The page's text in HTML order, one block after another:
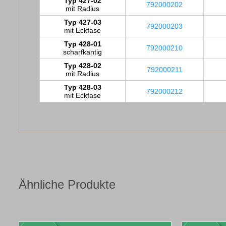
mit Radius
792000202
Typ 427-03
mit Eckfase
792000203
Typ 428-01
scharfkantig
792000210
Typ 428-02
mit Radius
792000211
Typ 428-03
mit Eckfase
792000212
Ähnliche Produkte